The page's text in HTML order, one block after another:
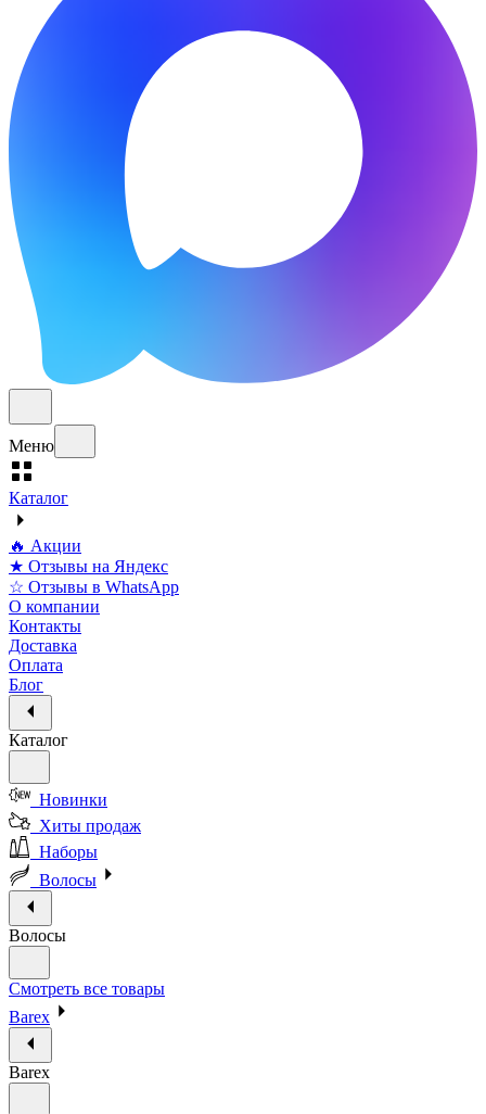
Меню
Каталог
🔥 Акции
★ Отзывы на Яндекс
☆ Отзывы в WhatsApp
О компании
Контакты
Доставка
Оплата
Блог
Каталог
Новинки
Хиты продаж
Наборы
Волосы
Волосы
Смотреть все товары
Barex
Barex